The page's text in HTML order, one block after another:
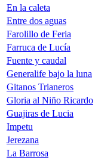
En la caleta
Entre dos aguas
Farolillo de Feria
Farruca de Lucía
Fuente y caudal
Generalife bajo la luna
Gitanos Trianeros
Gloria al Niño Ricardo
Guajiras de Lucia
Impetu
Jerezana
La Barrosa